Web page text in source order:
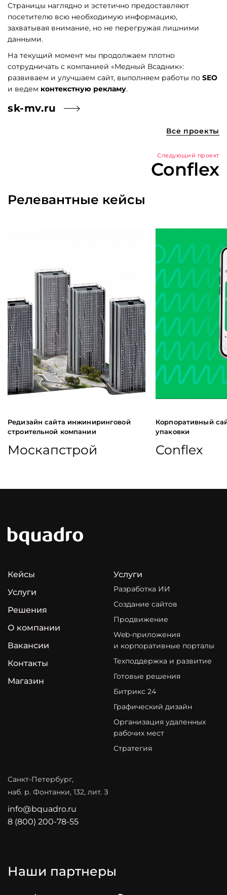
Страницы наглядно и эстетично предоставляют
посетителю всю необходимую информацию,
захватывая внимание, но не перегружая лишними
данными.
На текущий момент мы продолжаем плотно
сотрудничать с компанией «Медный Всадник»:
развиваем и улучшаем сайт, выполняем работы по SEO
и ведем контекстную рекламу.
sk-mv.ru
Все проекты
Следующий проект
Conflex
Релевантные кейсы
Редизайн сайта инжиниринговой
строительной компании
Москапстрой
Корпоративный
упаковки
Conflex
Санкт-Петербург,
наб. р. Фонтанки, 132, лит. З
info@bquadro.ru
8 (800) 200-78-55
Кейсы
Услуги
Решения
О компании
Вакансии
Контакты
Магазин
Услуги
Разработка ИИ
Создание сайтов
Продвижение
Web-приложения
и корпоративные порталы
Техподдержка и развитие
Готовые решения
Битрикс 24
Графический дизайн
Организация удаленных
рабочих мест
Стратегия
Наши партнеры